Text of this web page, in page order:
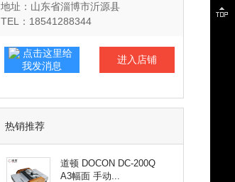
地址：山东省淄博市沂源县
TEL：18541288344
进入店铺
热销推荐
道顿 DOCON DC-200Q
A3幅面 手动...